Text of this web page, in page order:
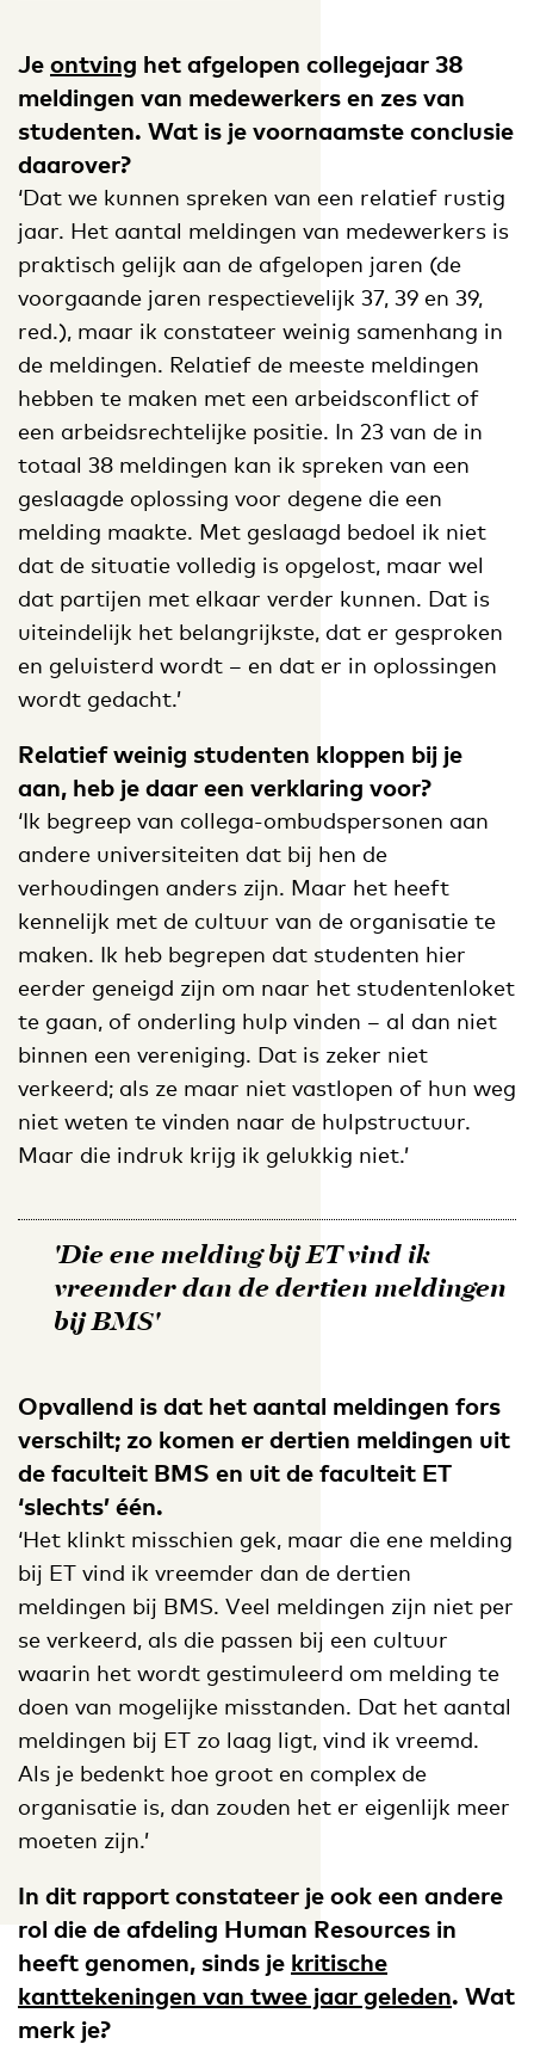
Je ontving het afgelopen collegejaar 38
meldingen van medewerkers en zes van
studenten. Wat is je voornaamste conclusie
daarover?
‘Dat we kunnen spreken van een relatief rustig
jaar. Het aantal meldingen van medewerkers is
praktisch gelijk aan de afgelopen jaren (de
voorgaande jaren respectievelijk 37, 39 en 39,
red.), maar ik constateer weinig samenhang in
de meldingen. Relatief de meeste meldingen
hebben te maken met een arbeidsconflict of
een arbeidsrechtelijke positie. In 23 van de in
totaal 38 meldingen kan ik spreken van een
geslaagde oplossing voor degene die een
melding maakte. Met geslaagd bedoel ik niet
dat de situatie volledig is opgelost, maar wel
dat partijen met elkaar verder kunnen. Dat is
uiteindelijk het belangrijkste, dat er gesproken
en geluisterd wordt – en dat er in oplossingen
wordt gedacht.’
Relatief weinig studenten kloppen bij je
aan, heb je daar een verklaring voor?
‘Ik begreep van collega-ombudspersonen aan
andere universiteiten dat bij hen de
verhoudingen anders zijn. Maar het heeft
kennelijk met de cultuur van de organisatie te
maken. Ik heb begrepen dat studenten hier
eerder geneigd zijn om naar het studentenloket
te gaan, of onderling hulp vinden – al dan niet
binnen een vereniging. Dat is zeker niet
verkeerd; als ze maar niet vastlopen of hun weg
niet weten te vinden naar de hulpstructuur.
Maar die indruk krijg ik gelukkig niet.’
'Die ene melding bij ET vind ik
vreemder dan de dertien meldingen
bij BMS'
Opvallend is dat het aantal meldingen fors
verschilt; zo komen er dertien meldingen uit
de faculteit BMS en uit de faculteit ET
‘slechts’ één.
‘Het klinkt misschien gek, maar die ene melding
bij ET vind ik vreemder dan de dertien
meldingen bij BMS. Veel meldingen zijn niet per
se verkeerd, als die passen bij een cultuur
waarin het wordt gestimuleerd om melding te
doen van mogelijke misstanden. Dat het aantal
meldingen bij ET zo laag ligt, vind ik vreemd.
Als je bedenkt hoe groot en complex de
organisatie is, dan zouden het er eigenlijk meer
moeten zijn.’
In dit rapport constateer je ook een andere
rol die de afdeling Human Resources in
heeft genomen, sinds je kritische
kanttekeningen van twee jaar geleden. Wat
merk je?